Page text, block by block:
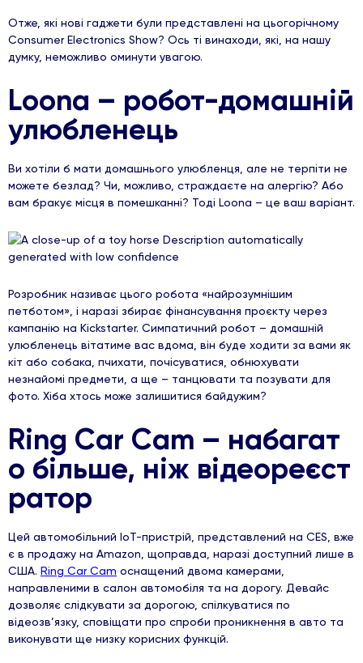
Отже, які нові гаджети були представлені на цьогорічному
Consumer Electronics Show? Ось ті винаходи, які, на нашу
думку, неможливо оминути увагою.
Loona – робот-домашній
улюбленець
Ви хотіли б мати домашнього улюбленця, але не терпіти не
можете безлад? Чи, можливо, страждаєте на алергію? Або
вам бракує місця в помешканні? Тоді Loona – це ваш варіант.
Розробник називає цього робота «найрозумнішим
петботом», і наразі збирає фінансування проєкту через
кампанію на Kickstarter. Симпатичний робот – домашній
улюбленець вітатиме вас вдома, він буде ходити за вами як
кіт або собака, пчихати, почісуватися, обнюхувати
незнайомі предмети, а ще – танцювати та позувати для
фото. Хіба хтось може залишитися байдужим?
Ring Car Cam – набагат
о більше, ніж відеореєст
ратор
Цей автомобільний IoT-пристрій, представлений на CES, вже
є в продажу на Amazon, щоправда, наразі доступний лише в
США. Ring Car Cam оснащений двома камерами,
направленими в салон автомобіля та на дорогу. Девайс
дозволяє слідкувати за дорогою, спілкуватися по
відеозв’язку, сповіщати про спроби проникнення в авто та
виконувати ще низку корисних функцій.